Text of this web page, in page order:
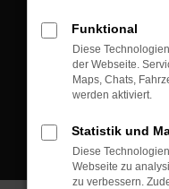
Tel.:
Fax:
Mail:
Funktional
Diese
der Webseite.
Maps, Chats,
werden aktiviert.
Statistik und
Diese
Webseite zu
zu verbessern.